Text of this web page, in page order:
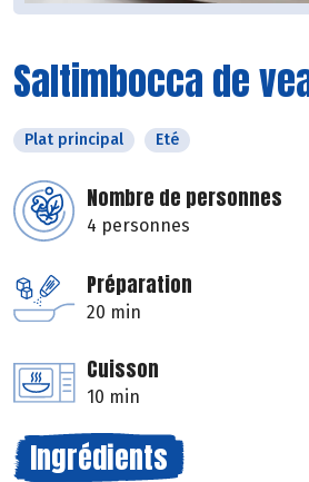
Saltimbocca de
Plat principal Eté
Nombre de personnes
4 personnes
Préparation
20 min
Cuisson
10 min
Ingrédients